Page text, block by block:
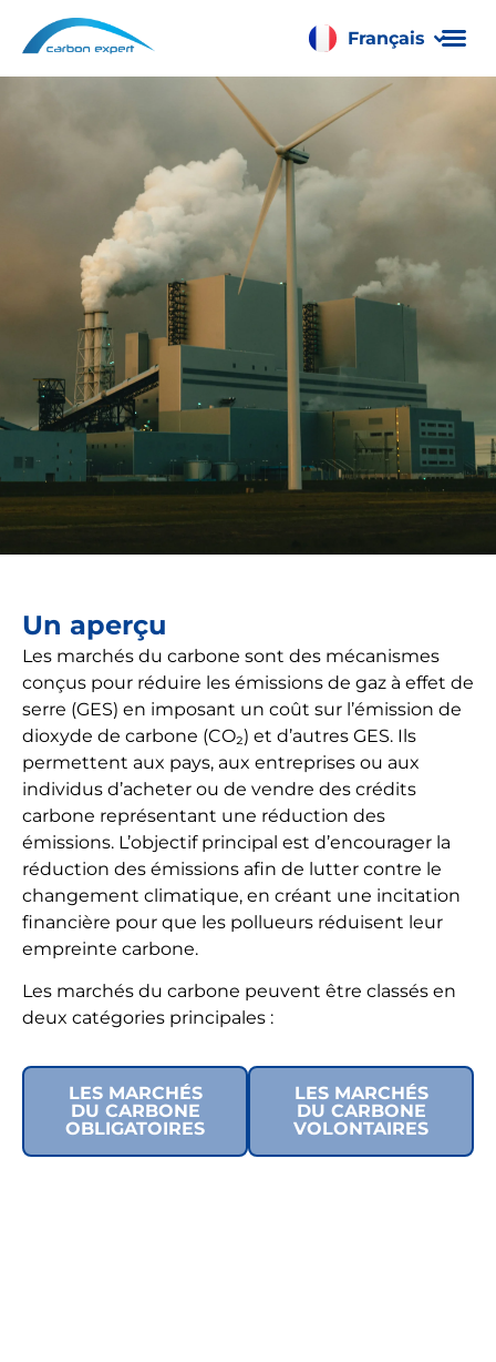
Français
Română
Un aperçu
Les marchés du carbone sont des mécanismes
conçus pour réduire les émissions de gaz à effet de
serre (GES) en imposant un coût sur l’émission de
dioxyde de carbone (CO₂) et d’autres GES. Ils
permettent aux pays, aux entreprises ou aux
individus d’acheter ou de vendre des crédits
carbone représentant une réduction des
émissions. L’objectif principal est d’encourager la
réduction des émissions afin de lutter contre le
changement climatique, en créant une incitation
financière pour que les pollueurs réduisent leur
empreinte carbone.
Les marchés du carbone peuvent être classés en
deux catégories principales :
LES MARCHÉS
DU CARBONE
OBLIGATOIRES
LES MARCHÉS
DU CARBONE
VOLONTAIRES